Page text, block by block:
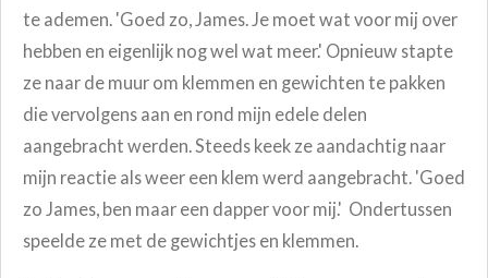
te ademen. 'Goed zo, James. Je moet wat voor mij over
hebben en eigenlijk nog wel wat meer.' Opnieuw stapte
ze naar de muur om klemmen en gewichten te pakken
die vervolgens aan en rond mijn edele delen
aangebracht werden. Steeds keek ze aandachtig naar
mijn reactie als weer een klem werd aangebracht. 'Goed
zo James, ben maar een dapper voor mij.' Ondertussen
speelde ze met de gewichtjes en klemmen.